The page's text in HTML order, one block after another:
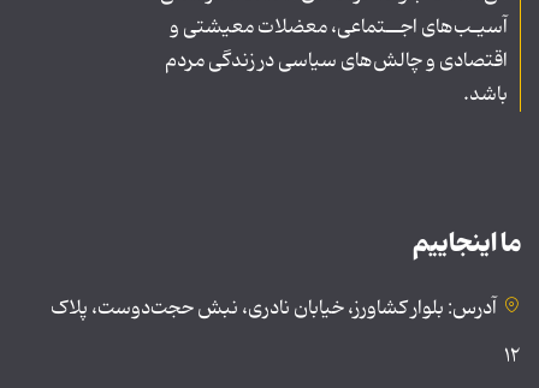
آسیـب‌های اجــتماعی، معضلات معیشتی و
اقتصادی و چالش‌های سیاسی در زندگی مردم
باشد.
ما اینجاییم
آدرس: بلوار کشاورز، خیابان نادری، نبش حجت‌دوست، پلاک
۱۲